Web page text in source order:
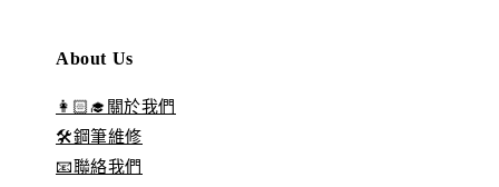
About Us
👩🏻‍🎓關於我們
🛠️鋼筆維修
📧聯絡我們